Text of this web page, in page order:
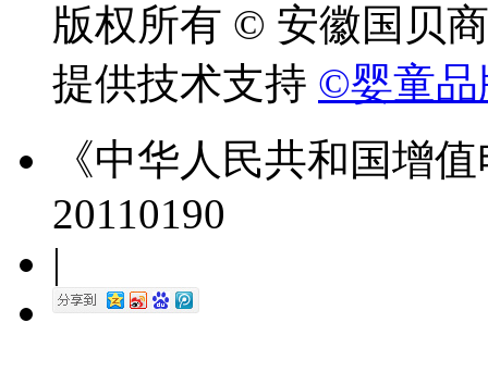
版权所有 © 安徽国贝
提供技术支持 ©婴童品
《中华人民共和国增
20110190
|